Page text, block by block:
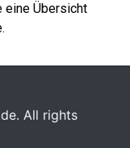
eine Übersicht
All rights